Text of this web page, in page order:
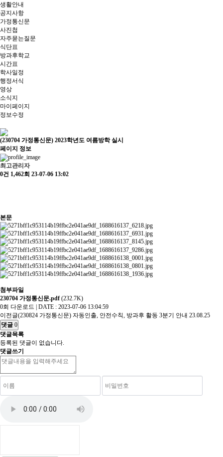
생활안내
공지사항
가정통신문
사진첩
자주묻는질문
식단표
방과후학교
시간표
학사일정
행정서식
영상
소식지
마이페이지
정보수정
(230704 가정통신문) 2023학년도 여름방학 실시
페이지 정보
최고관리자
0건 1,462회 23-07-06 13:02
본문
첨부파일
230704 가정통신문.pdf(232.7K)
0회 다운로드 | DATE : 2023-07-06 13:04:59
이전글(230824 가정통신문) 자동인출, 안전수칙, 방과후 활동 3분기 안내 23.08.25
댓글 0
댓글목록
등록된 댓글이 없습니다.
댓글쓰기